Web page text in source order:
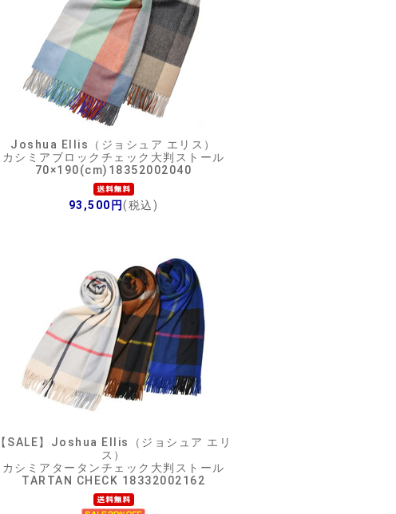
Joshua Ellis（ジョシュア エリス）
カシミアブロックチェック大判ストール
70×190(cm)18352002040
93,500円(税込)
【SALE】 Joshua Ellis（ジョシュア エリ
ス）
カシミアタータンチェック大判ストール
TARTAN CHECK 18332002162